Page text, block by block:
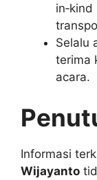
Selalu
terima
acara.
Informasi
Wijayanto